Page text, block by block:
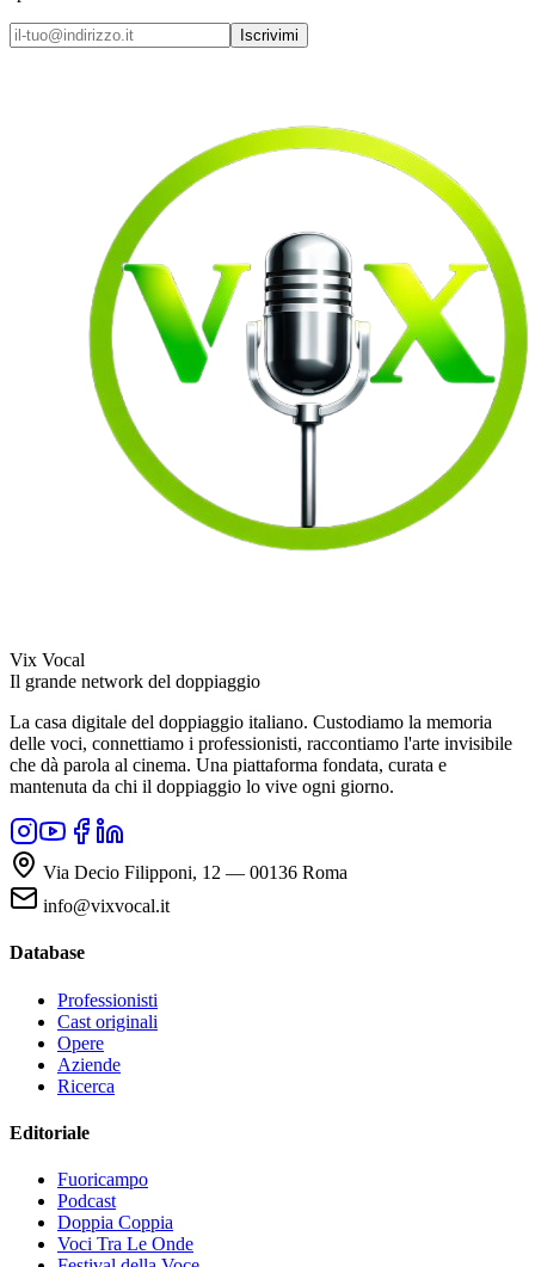
Iscrivimi
Vix Vocal
Il grande network del doppiaggio
La casa digitale del doppiaggio italiano. Custodiamo la memoria
delle voci, connettiamo i professionisti, raccontiamo l'arte invisibile
che dà parola al cinema. Una piattaforma fondata, curata e
mantenuta da chi il doppiaggio lo vive ogni giorno.
Via Decio Filipponi, 12 — 00136 Roma
info@vixvocal.it
Database
Professionisti
Cast originali
Opere
Aziende
Ricerca
Editoriale
Fuoricampo
Podcast
Doppia Coppia
Voci Tra Le Onde